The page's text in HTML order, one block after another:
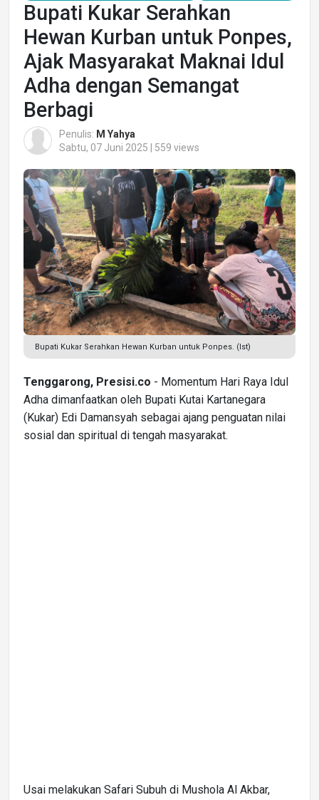
Bupati Kukar Serahkan
Hewan Kurban untuk Ponpes,
Ajak Masyarakat Maknai Idul
Adha dengan Semangat
Berbagi
Penulis: M Yahya
Sabtu, 07 Juni 2025 | 559 views
Bupati Kukar Serahkan Hewan Kurban untuk Ponpes. (Ist)
Tenggarong, Presisi.co - Momentum Hari Raya Idul
Adha dimanfaatkan oleh Bupati Kutai Kartanegara
(Kukar) Edi Damansyah sebagai ajang penguatan nilai
sosial dan spiritual di tengah masyarakat.
Usai melakukan Safari Subuh di Mushola Al Akbar,